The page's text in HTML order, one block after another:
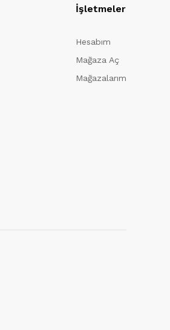
İşletmeler
Hesabım
Mağaza Aç
Mağazalarım